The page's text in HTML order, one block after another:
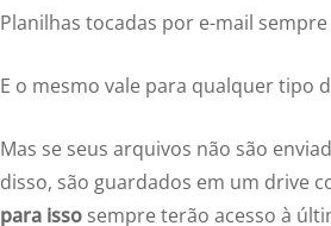
Planilhas tocadas por e-mail
E o mesmo vale para qualquer tipo
Mas se seus arquivos não são
disso, são guardados em um drive
para isso sempre terão acesso à